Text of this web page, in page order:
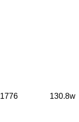
1776 130.8w